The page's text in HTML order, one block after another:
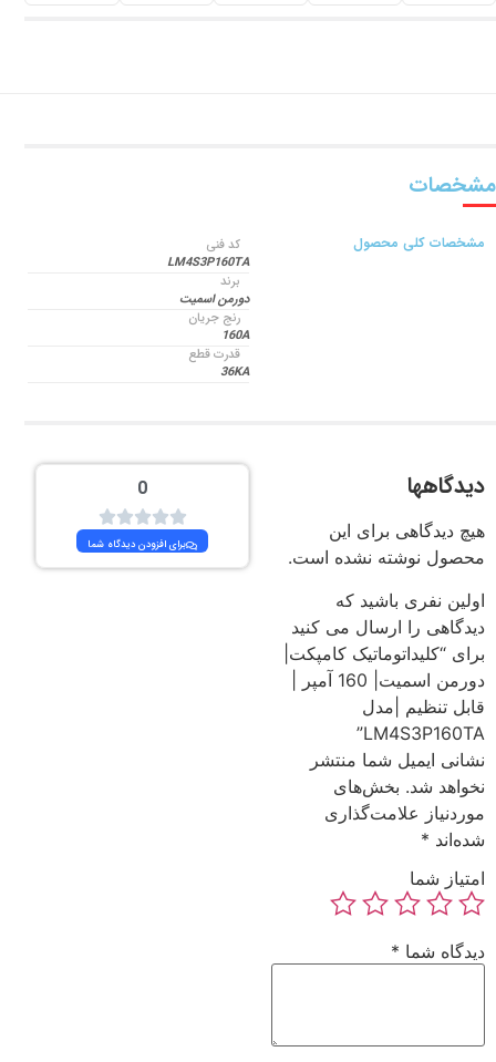
مشخصات
مشخصات کلی محصول
کد فنی
LM4S3P160TA
برند
دورمن اسمیت
رنج جریان
160A
قدرت قطع
36KA
دیدگاهها
هیچ دیدگاهی برای این
محصول نوشته نشده است.
اولین نفری باشید که
دیدگاهی را ارسال می کنید
برای “کلیداتوماتیک کامپکت|
دورمن اسمیت| 160 آمپر |
قابل تنظیم |مدل
LM4S3P160TA”
نشانی ایمیل شما منتشر
نخواهد شد. بخش‌های
موردنیاز علامت‌گذاری
شده‌اند *
امتیاز شما
دیدگاه شما *
0
برای افزودن دیدگاه شما